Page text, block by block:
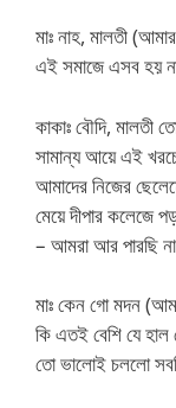
মাঃ নাহ, মালতী
এই সমাজে এসব হয়
কাকাঃ বৌদি, মালতী
সামান্য আয়ে এই
আমাদের নিজের
মেয়ে দীপার কলেজে
– আমরা আর পারছি
মাঃ কেন গো মদন
কি এতই বেশি যে
তো ভালোই চললো